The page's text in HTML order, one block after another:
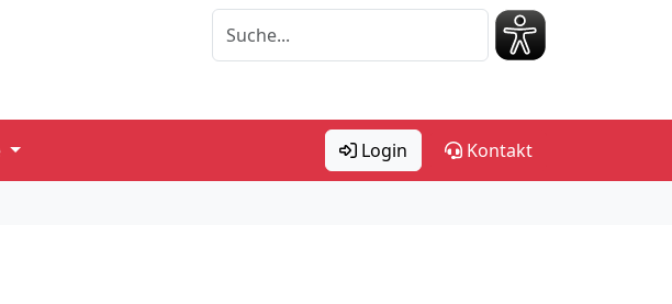
Login Kontakt